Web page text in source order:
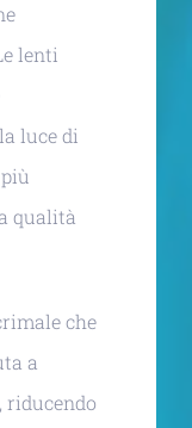
lenti
luce di
qualità
che
a
riducendo